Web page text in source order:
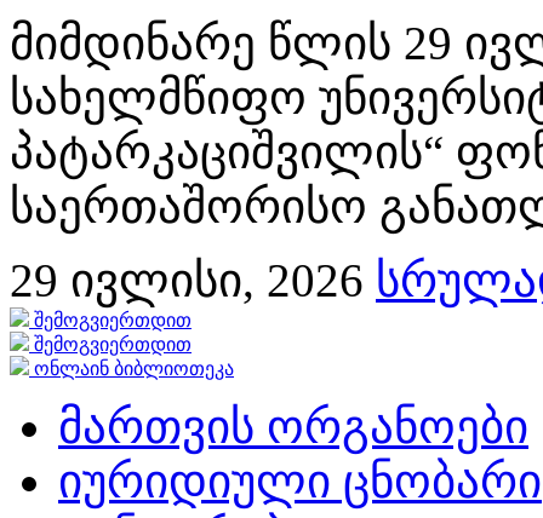
მიმდინარე წლის 29
სახელმწიფო
პატარკაციშვილის“
საერთაშორისო
29 ივლისი, 2026
შემოგვიერთდით
შემოგვიერთდით
ონლაინ ბიბლიოთეკა
მართვის ორგანოები
იურიდიული ცნობარი